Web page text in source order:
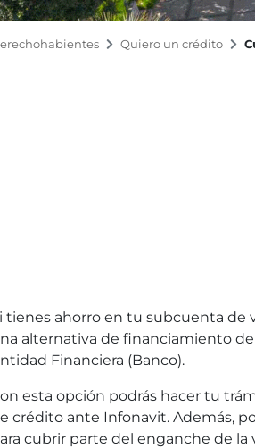
Quiero un crédito
tienes ahorro en tu subcuenta de
alternativa de financiamiento
Financiera (Banco).
esta opción podrás hacer tu
crédito ante Infonavit. Además,
cubrir parte del enganche de la